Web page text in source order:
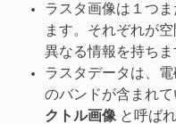
ラスタ画像は１つ
ます。それぞれが
異なる情報を持ちま
ラスタデータは、
のバンドが含まれ
クトル画像 と呼ば